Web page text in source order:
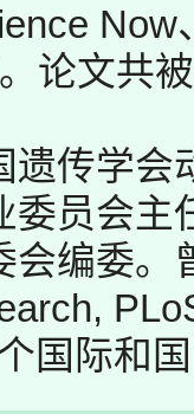
Now
论文共
遗传学会
委员会主
会编委。
国际和